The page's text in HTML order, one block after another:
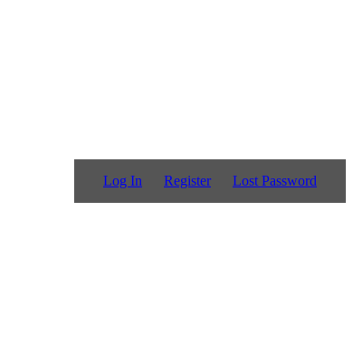
Log In Register Lost Password